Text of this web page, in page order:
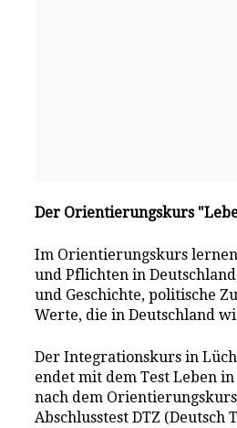
Der Orientierungskurs
Im Orientierungskurs lernen
und Pflichten in
und Geschichte, politische
Werte, die in Deutschland
Der Integrationskurs in
endet mit dem Test Leben
nach dem
Abschlusstest DTZ (Deutsch